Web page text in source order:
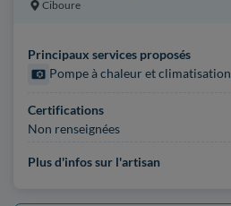
Ciboure
Principaux services proposés
Pompe à chaleur et climatisation
Certifications
Non renseignées
Plus d'infos sur l'artisan